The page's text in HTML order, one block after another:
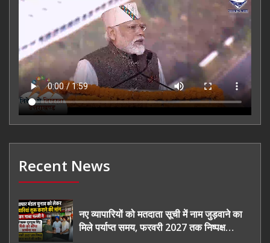
Recent News
नए व्यापारियों को मतदाता सूची में नाम जुड़वाने का
मिले पर्याप्त समय, फरवरी 2027 तक निष्पक्ष